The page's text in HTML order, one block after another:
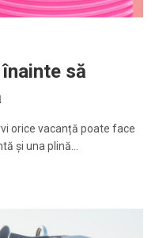
să
orice vacanță poate face
și una plină…